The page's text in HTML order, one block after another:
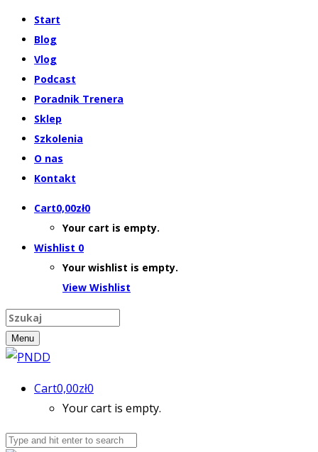
Start
Blog
Vlog
Podcast
Poradnik Trenera
Sklep
Szkolenia
O nas
Kontakt
Cart0,00zł0
Your cart is empty.
Wishlist 0
Your wishlist is empty.
View Wishlist
Menu
Cart0,00zł0
Your cart is empty.